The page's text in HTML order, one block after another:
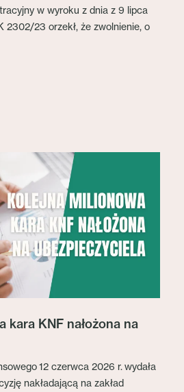
w wyroku z dnia z 9 lipca
2302/23 orzekł, że zwolnienie, o
kara KNF nałożona na
12 czerwca 2026 r. wydała
nakładającą na zakład